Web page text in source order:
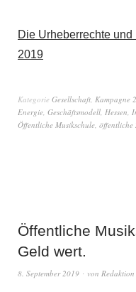
Die Urheberrechte
2019
Kategorie Gesellschaft, Kampagne
Energie, Geschäftsmodell, Hessen,
Öffentliche Musikschule, öffentliche
Öffentliche
Geld wert.
8. September 2019 von Redaktion